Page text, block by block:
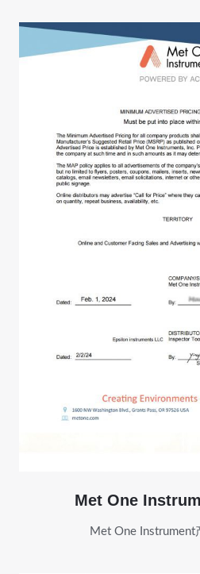
Met One
Met One Instrument